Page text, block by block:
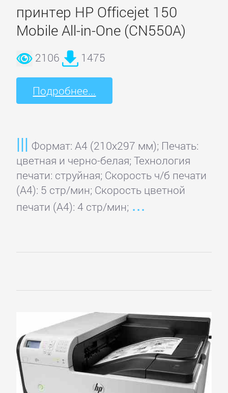
принтер HP Officejet 150
Mobile All-in-One (CN550A)
2106 1475
Подробнее...
Формат: A4 (210x297 мм); Печать:
цветная и черно-белая; Технология
печати: струйная; Скорость ч/б печати
(А4): 5 стр/мин; Скорость цветной
печати (А4): 4 стр/мин;